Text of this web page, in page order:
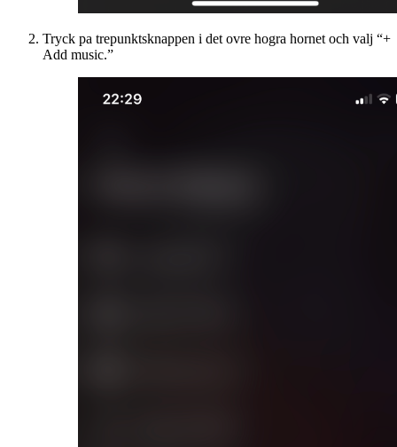
Tryck pa trepunktsknappen i det ovre hogra hornet och valj “+
Add music.”